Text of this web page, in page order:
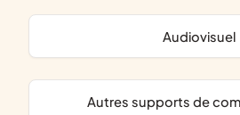
audiovisuel
autres supports de